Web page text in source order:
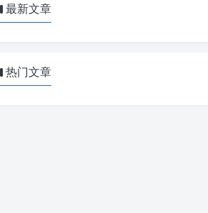
最新文章
热门文章